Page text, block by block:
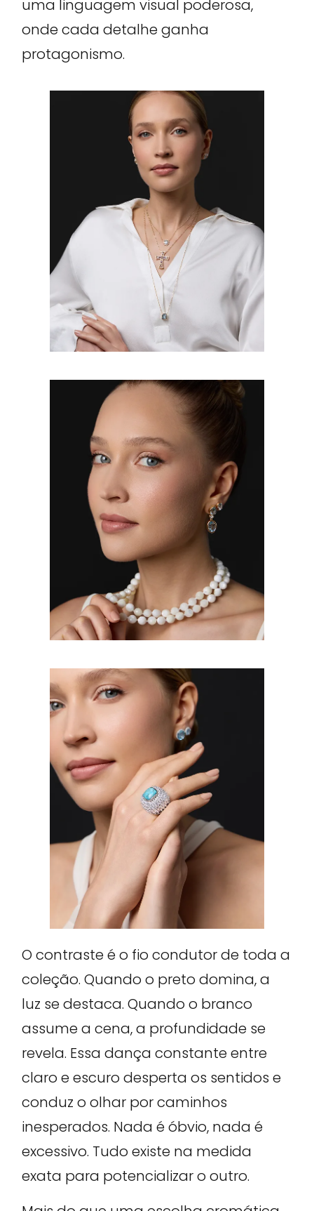
uma linguagem visual poderosa,
onde cada detalhe ganha
protagonismo.
O contraste é o fio condutor de toda a
coleção. Quando o preto domina, a
luz se destaca. Quando o branco
assume a cena, a profundidade se
revela. Essa dança constante entre
claro e escuro desperta os sentidos e
conduz o olhar por caminhos
inesperados. Nada é óbvio, nada é
excessivo. Tudo existe na medida
exata para potencializar o outro.